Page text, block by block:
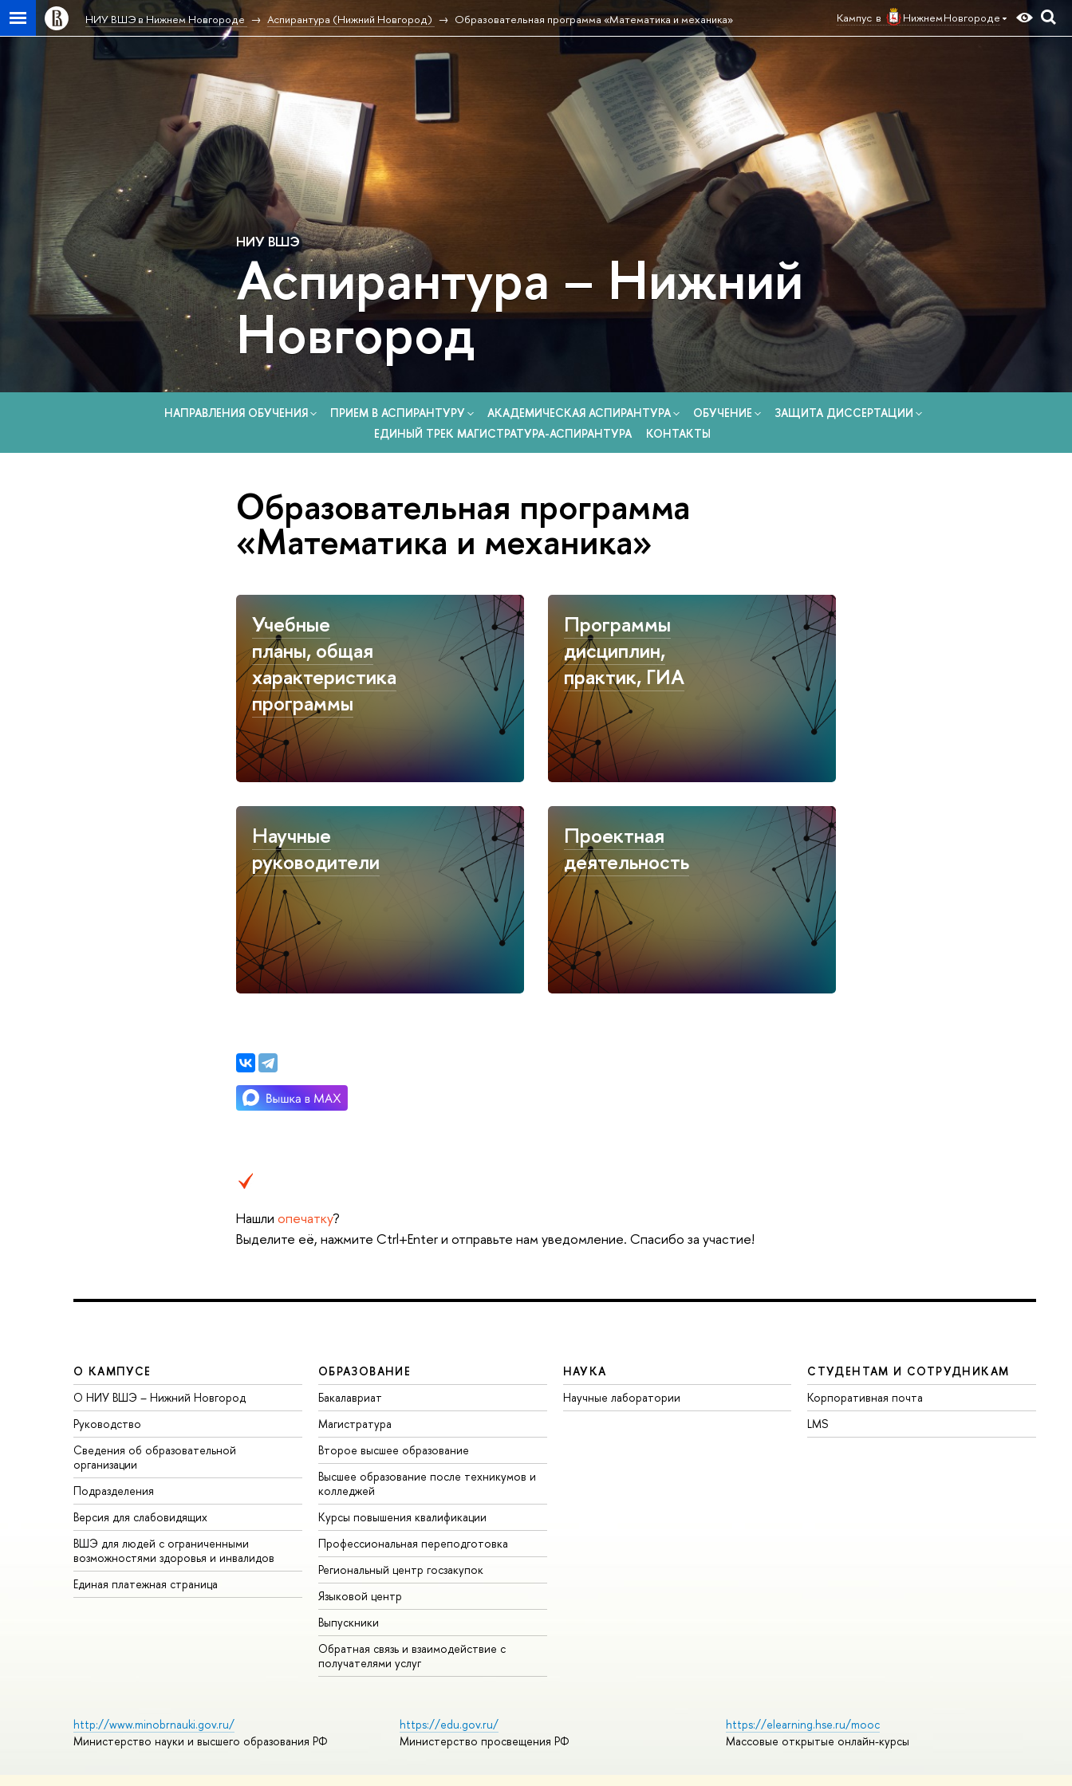
Кампус в Нижнем Новгороде
НИУ ВШЭ в Нижнем Новгороде Аспирантура (Нижний Новгород) Образовательная программа «Математика и механика»
НИУ ВШЭ
Аспирантура – Нижний
Новгород
НАПРАВЛЕНИЯ ОБУЧЕНИЯ ПРИЕМ В АСПИРАНТУРУ АКАДЕМИЧЕСКАЯ АСПИРАНТУРА ОБУЧЕНИЕ
ЗАЩИТА ДИССЕРТАЦИИ
ЕДИНЫЙ ТРЕК МАГИСТРАТУРА-АСПИРАНТУРА
КОНТАКТЫ
Образовательная программа
«Математика и механика»
Учебные
планы, общая
характеристика
программы
Программы
дисциплин,
практик, ГИА
Научные
руководители
Проектная
деятельность
Нашли опечатку?
Выделите её, нажмите Ctrl+Enter и отправьте нам уведомление. Спасибо за участие!
О КАМПУСЕ
О НИУ ВШЭ – Нижний Новгород
Руководство
Сведения об образовательной
организации
Подразделения
Версия для слабовидящих
ВШЭ для людей с ограниченными
возможностями здоровья и инвалидов
Единая платежная страница
ОБРАЗОВАНИЕ
Бакалавриат
Магистратура
Второе высшее образование
Высшее образование после техникумов и
колледжей
Курсы повышения квалификации
Профессиональная переподготовка
Региональный центр госзакупок
Языковой центр
Выпускники
Обратная связь и взаимодействие с
получателями услуг
НАУКА
Научные лаборатории
СТУДЕНТАМ И СОТРУДНИКАМ
Корпоративная почта
LMS
http://www.minobrnauki.gov.ru/
Министерство науки и высшего образования РФ
https://edu.gov.ru/
Министерство просвещения РФ
https://elearning.hse.ru/mooc
Массовые открытые онлайн-курсы